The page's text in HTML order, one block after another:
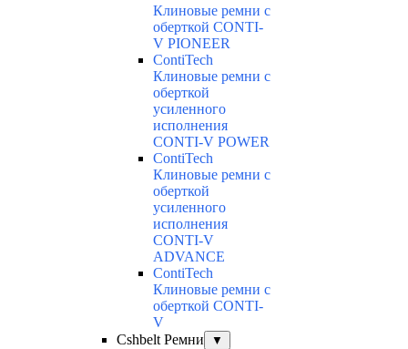
Клиновые ремни с
оберткой CONTI-
V PIONEER
ContiTech
Клиновые ремни с
оберткой
усиленного
исполнения
CONTI-V POWER
ContiTech
Клиновые ремни с
оберткой
усиленного
исполнения
CONTI-V
ADVANCE
ContiTech
Клиновые ремни с
оберткой CONTI-
V
Cshbelt Ремни
▼